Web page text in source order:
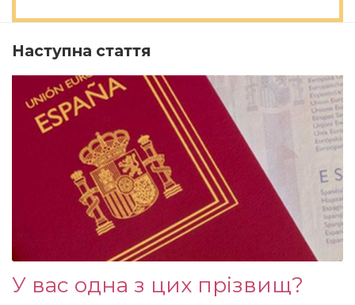
Наступна стаття
У вас одна з цих прізвищ?